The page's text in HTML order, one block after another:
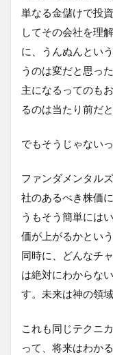
単なる金儲けで投
してその会社を理
に、うんぬんとい
うのは変だと思っ
主になるってのも
るのは当たり前だ
でもそうじゃない
ファンダメンタル
社のあるべき株価
うもそう簡単には
価が上がるかとい
同時に、どんなチ
は絶対にわからな
す。未来は神の領域
これも同じテクニ
って、将来はわか